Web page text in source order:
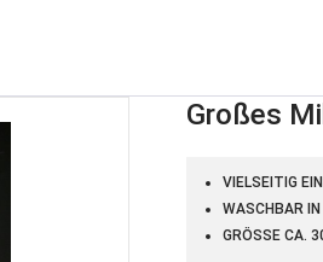
Großes
VIELSEITIG
WASCHBAR
GRÖSSE CA.